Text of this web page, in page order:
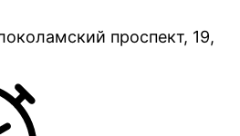
проспект, 19,